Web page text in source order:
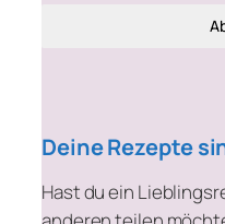
Deine Rezepte
Hast du ein